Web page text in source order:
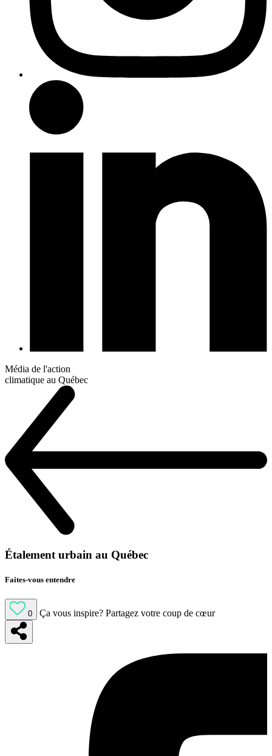
Média de l'action
climatique au Québec
Étalement urbain au Québec
Faites-vous entendre
0 Ça vous inspire? Partagez votre coup de cœur